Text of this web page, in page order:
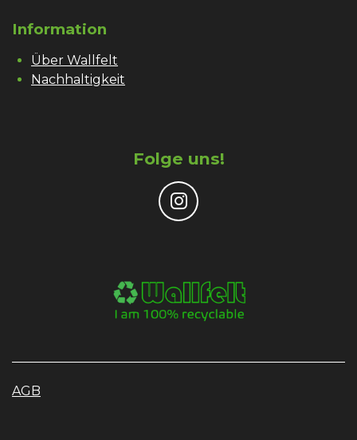
Information
Über Wallfelt
Nachhaltigkeit
Folge uns!
I
a
g
r
m
AGB